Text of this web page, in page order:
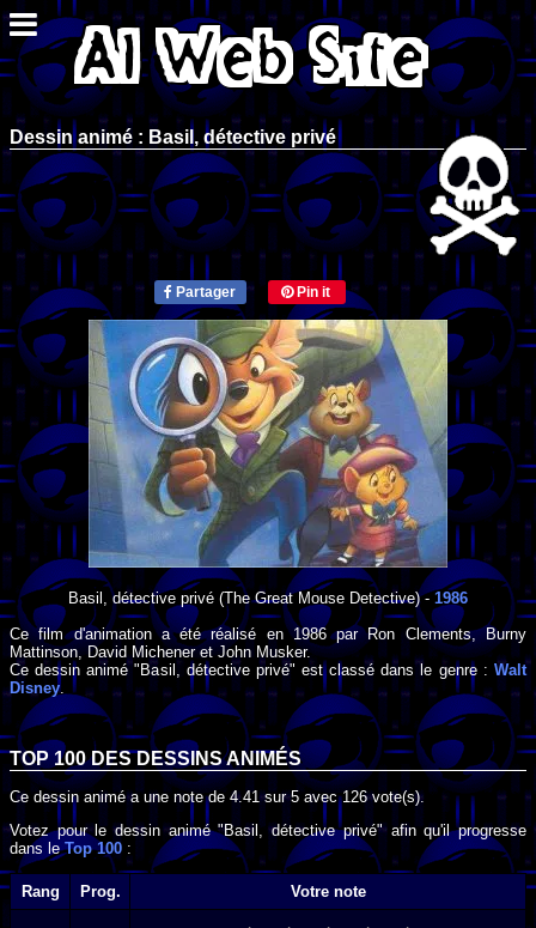
Dessin animé : Basil, détective privé
Partager Pin it
Basil, détective privé (The Great Mouse Detective) - 1986
Ce film d'animation a été réalisé en1986parRon Clements, Burny
Mattinson,David MicheneretJohn Musker.
Ce dessin animé "Basil, détective privé" est classé dans le genre : Walt
Disney.
TOP 100 DESDESSINS ANIMÉS
Ce dessin animé a une note de 4.41sur5 avec126vote(s).
Votez pour le dessin animé "Basil, détective privé" afin qu'il progresse
dans leTop 100 :
Rang Prog. Votre note